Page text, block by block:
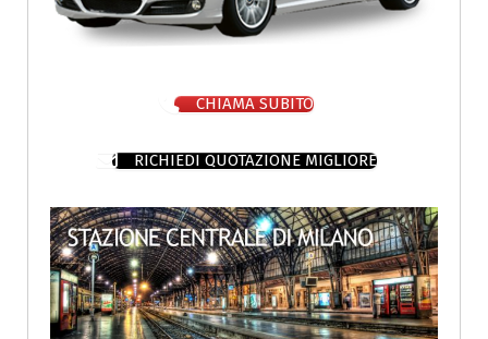
CHIAMA SUBITO
RICHIEDI QUOTAZIONE MIGLIORE